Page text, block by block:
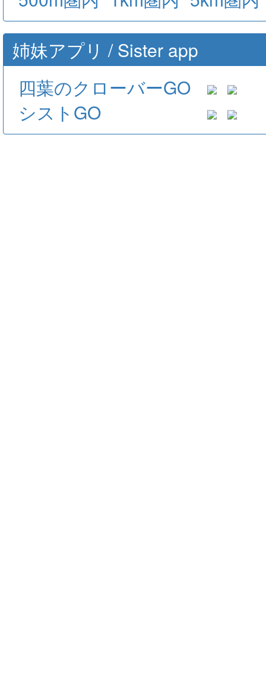
姉妹アプリ / Sister app
四葉のクローバーGO
シストGO